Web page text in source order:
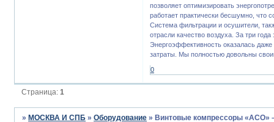
позволяет оптимизировать
работает практически бесшумно, что
Система фильтрации и осушители,
отрасли качество воздуха. За три
Энергоэффективность оказалась
затраты. Мы полностью довольны
0
Страница:1
» МОСКВА И СПБ »Оборудование » Винтовые компрессоры «АСО»